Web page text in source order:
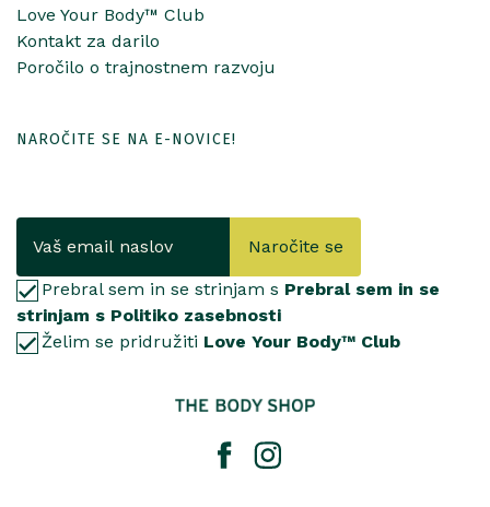
Love Your Body™ Club
Kontakt za darilo
Poročilo o trajnostnem razvoju
NAROČITE SE NA E-NOVICE!
Naročite se
Prebral sem in se strinjam s Prebral sem in se
strinjam s Politiko zasebnosti
Želim se pridružiti Love Your Body™ Club